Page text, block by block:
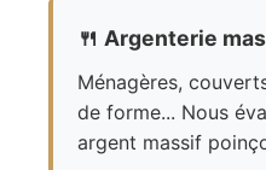
🍴 Argenterie
Ménagères,
de forme... Nous
argent massif